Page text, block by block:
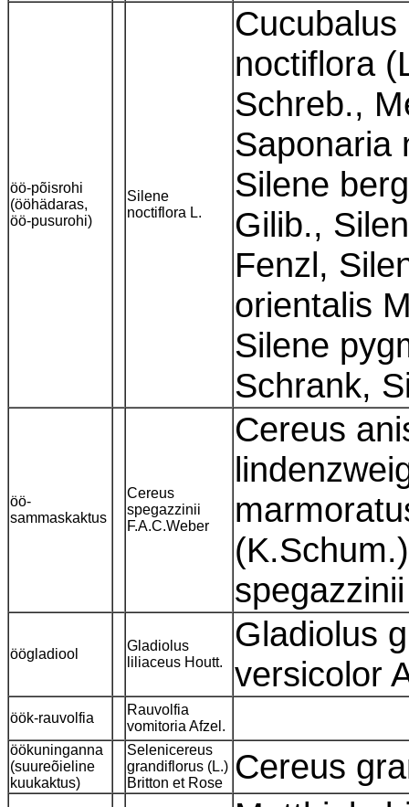
öö-põisrohi
(ööhädaras,
öö-pusurohi)
Silene
noctiflora L.
noctiflora
Schreb.,
Saponaria
Silene
Gilib.,
Fenzl,
orientalis
Silene
Schrank,
öö-
sammaskaktus
Cereus
spegazzinii
F.A.C.Weber
Cereus
öögladiool
Gladiolus
liliaceus Houtt.
Gladiolus
versicolor
öök-rauvolfia
Rauvolfia
vomitoria Afzel.
öökuninganna
(suureõieline
kuukaktus)
Selenicereus
grandiflorus (L.)
Britton et Rose
Cereus